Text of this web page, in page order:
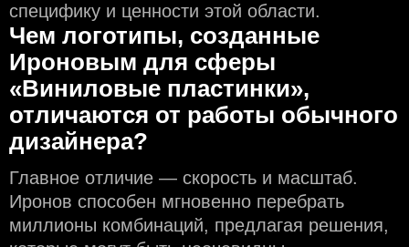
специфику и ценности этой области.
Чем логотипы, созданные
Ироновым для сферы
«Виниловые пластинки»,
отличаются от работы обычного
дизайнера?
Главное отличие — скорость и масштаб.
Иронов способен мгновенно перебрать
миллионы комбинаций, предлагая решения,